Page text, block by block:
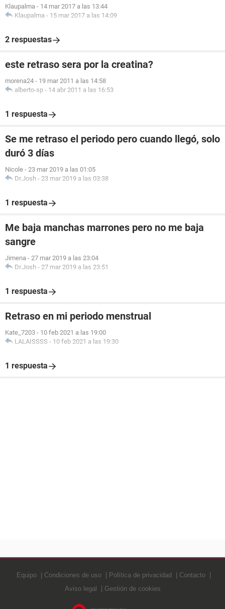
Klaupalma - 14 mar 2017 a las 13:44
Klaupalma - 15 mar 2017 a las 14:09
2 respuestas
este retraso sera por la creatina?
morena24 - 19 mar 2011 a las 14:58
alberto-sp - 14 abr 2011 a las 16:53
1 respuesta
Se me retraso el periodo pero cuando llegó, solo
duró 3 días
Nicole - 23 mar 2019 a las 01:05
Dr.Josh - 23 mar 2019 a las 03:38
1 respuesta
Me baja manchas marrones pero no me baja
sangre
Jimena - 27 mar 2019 a las 23:04
Dr.Josh - 27 mar 2019 a las 23:51
1 respuesta
Retraso en mi periodo menstrual
Kate_7203 - 10 feb 2021 a las 19:00
LALAISSSS - 10 feb 2021 a las 19:30
1 respuesta
Equipo Condiciones de uso Política de privacidad
Contacto
Aviso legal
Gestión de cookies